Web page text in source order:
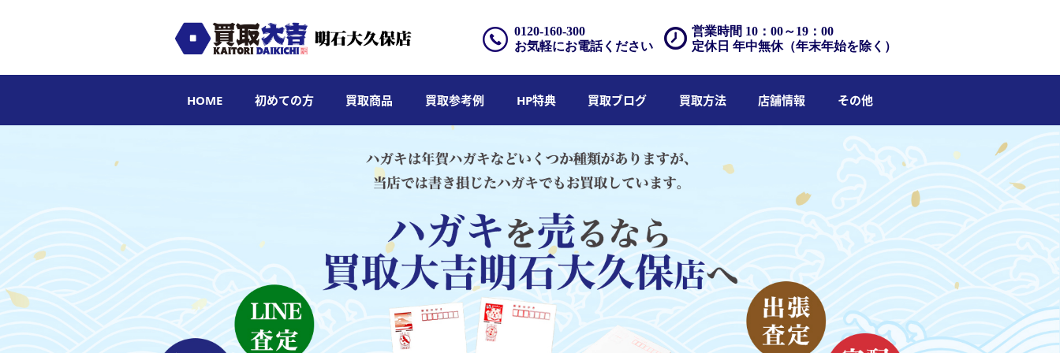
営業時間 10：00～19：00
定休日 年中無休（年末年始を除く）
0120-160-300
お気軽にお電話ください
HOME 初めての方 買取商品 買取参考例 HP特典 買取ブログ 買取方法 店舗情報 その他